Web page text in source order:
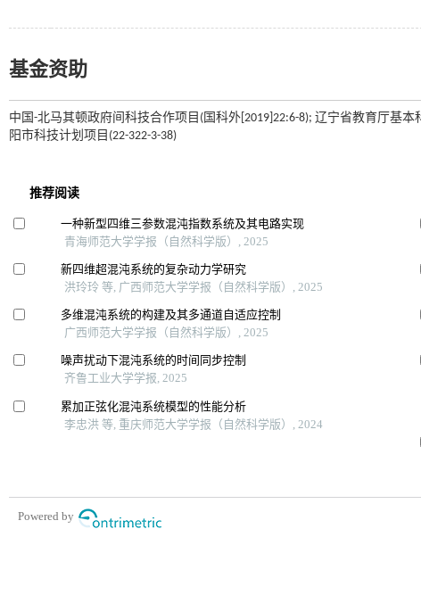
基金资助
中国-北马其顿政府间科技合作项目(国科外[2019]22:6-8); 辽宁省教育厅基本
阳市科技计划项目(22-322-3-38)